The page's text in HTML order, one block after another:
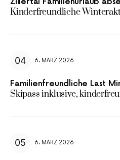
Kinderfreundliche
6. MÄRZ 2026
Familienfreundliche Last
Skipass inklusive,
6. MÄRZ 2026